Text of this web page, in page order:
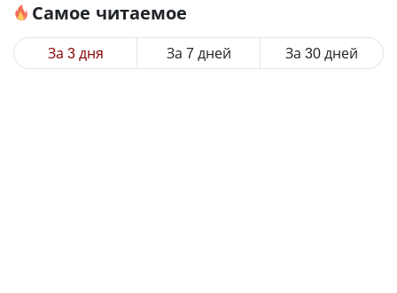
Самое читаемое
За 3 дня За 7 дней За 30 дней